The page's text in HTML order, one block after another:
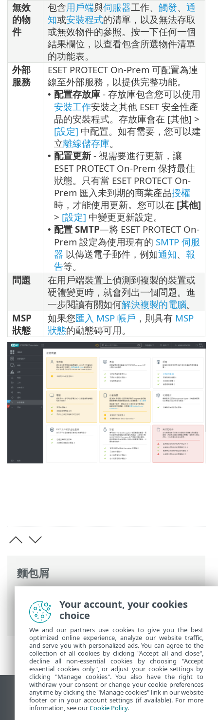
麵包屑
使用 ESET PROTECT On-Prem> ESET
PROTECT On-Prem 主功能表
無效
的物
件
包含用戶端與伺服器工作、 觸發、 通
知或安裝程式的清單，以及無法存取
或無效物件的參照。按一下任何一個
結果欄位，以查看包含所選物件清單
的功能表。
外部
服務
ESET PROTECT On-Prem 可配置為連
線至外部服務，以提供完整功能。
• 配置存放庫 - 存放庫包含您可以使用
安裝工作安裝之其他 ESET 安全性產
品的安裝程式。存放庫會在 [其他] >
[設定] 中配置。如有需要，您可以建
立離線儲存庫。
• 配置更新 - 視需要進行更新，讓
ESET PROTECT On-Prem 保持最佳
狀態。只有當 ESET PROTECT On-
Prem 匯入未到期的商業產品授權
時，才能使用更新。您可以在 [其他]
> [設定] 中變更更新設定。
• 配置 SMTP—將 ESET PROTECT On-
Prem 設定為使用現有的 SMTP 伺服
器 以傳送電子郵件，例如通知、 報
告等。
問題
在用戶端裝置上偵測到複製的裝置或
硬體變更時，就會列出一個問題。進
一步閱讀有關如何解決複製的電腦。
MSP
狀態
如果您匯入 MSP 帳戶 ，則具有 MSP
狀態的動態磚可用。
檢視桌面網站
End of Life
Your account, your cookies
choice
We and our partners use cookies to give you the best
optimized online experience, analyze our website traffic,
and serve you with personalized ads. You can agree to the
collection of all cookies by clicking "Accept all and close",
decline all non-essential cookies by choosing "Accept
essential cookies only", or adjust your cookie settings by
clicking "Manage cookies". You also have the right to
withdraw your consent or change your cookie preferences
anytime by clicking the "Manage cookies" link in our website
footer or in your account settings (if available). For more
information, see ourCookie Policy.